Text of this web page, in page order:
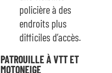
policière à des
endroits plus
difficiles d’accès.
PATROUILLE À VTT ET
MOTONEIGE